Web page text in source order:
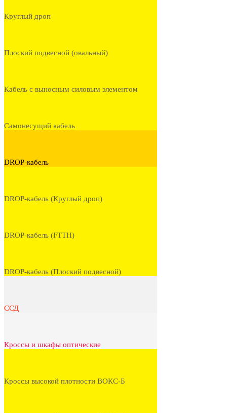
Круглый дроп
Плоский подвесной (овальный)
Кабель с выносным силовым элементом
Самонесущий кабель
DROP-кабель
DROP-кабель (Круглый дроп)
DROP-кабель (FTTH)
DROP-кабель (Плоский подвесной)
ССД
Кроссы и шкафы оптические
Кроссы высокой плотности ВОКС-Б